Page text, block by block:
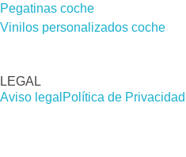
Pegatinas coche
Vinilos personalizados coche
LEGAL
Aviso legal Política de Privacidad